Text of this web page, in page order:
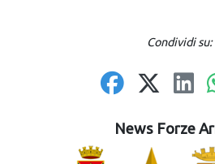
Condividi su:
News Forze